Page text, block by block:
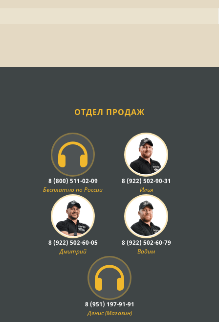
ОТДЕЛ ПРОДАЖ
8 (800) 511-02-09
Бесплатно по России
8 (922) 502-90-31
Илья
8 (922) 502-60-05
Дмитрий
8 (922) 502-60-79
Вадим
8 (951) 197-91-91
Денис (Магазин)